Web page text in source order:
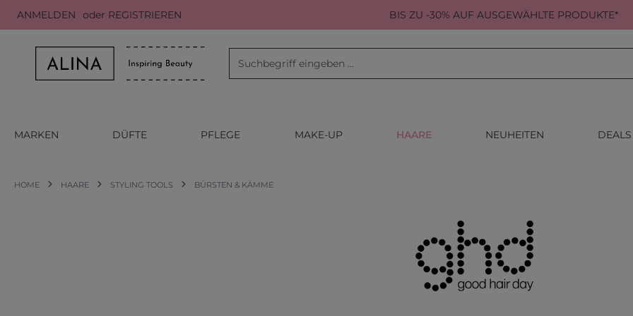
Hauptinhalt springen
Zur Suche springen
Zur Hauptnavigation springen
ANMELDEN oder REGISTRIEREN BIS ZU -30% AUF AUSGEWÄHLTE PRODUKTE*
MARKEN DÜFTE PFLEGE MAKE-UP HAARE NEUHEITEN DEALS
HOME HAARE STYLING TOOLS BÜRSTEN & KÄMME